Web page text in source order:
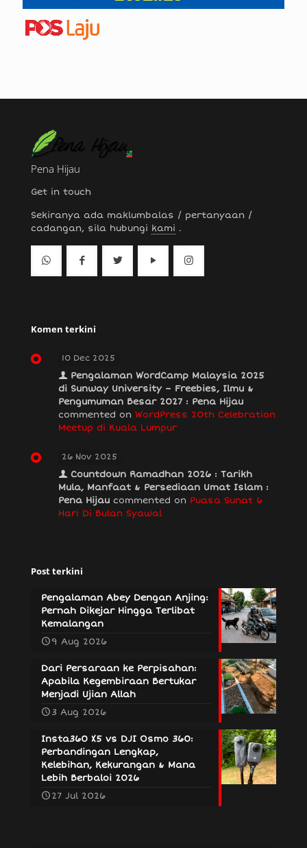
Pena Hijau
Get in touch
Sekiranya ada maklumbalas / pertanyaan /
cadangan, sila hubungi kami .
Komen terkini
10 Dec 2025
Pengalaman WordCamp Malaysia 2025
di Sunway University – Freebies, Ilmu &
Pengumuman Besar 2027 : Pena Hijau
commented on WordPress 20th Celebration
Meetup di Kuala Lumpur
26 Nov 2025
Countdown Ramadhan 2026 : Tarikh
Mula, Manfaat & Persediaan Umat Islam :
Pena Hijau commented on Puasa Sunat 6
Hari Di Bulan Syawal
Post terkini
Pengalaman Abey Dengan Anjing:
Pernah Dikejar Hingga Terlibat
Kemalangan
9 Aug 2026
Dari Persaraan ke Perpisahan:
Apabila Kegembiraan Bertukar
Menjadi Ujian Allah
3 Aug 2026
Insta360 X5 vs DJI Osmo 360:
Perbandingan Lengkap,
Kelebihan, Kekurangan & Mana
Lebih Berbaloi 2026
27 Jul 2026